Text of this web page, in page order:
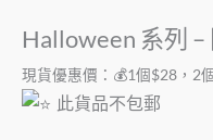
Halloween 系列 –
現貨優惠價：💰1個$28，2
此貨品不包郵